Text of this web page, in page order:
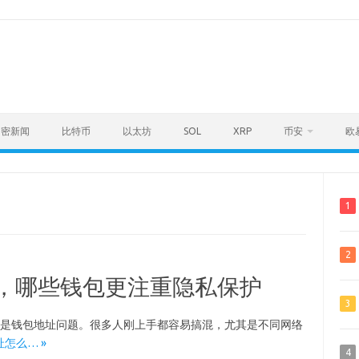
新闻 比特币 以太坊 SOL XRP 币安 欧
哪些钱包更注重隐私保护
钱包地址问题。很多人刚上手都容易搞混，尤其是不同网络
怎么… »
1
2
3
4